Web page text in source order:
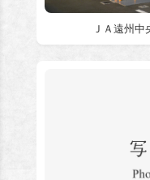
ＪＡ遠州